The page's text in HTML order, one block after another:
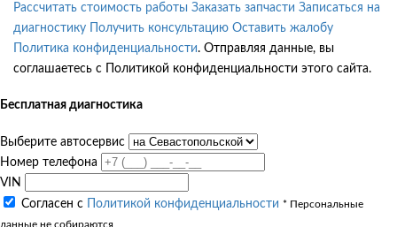
Рассчитать стоимость работы Заказать запчасти Записаться на
диагностику
Получить консультацию Оставить жалобу
Политика конфиденциальности. Отправляя данные, вы
соглашаетесь с Политикой конфиденциальности этого сайта.
Бесплатная диагностика
Выберите автосервис
Номер телефона
VIN
Согласен с
Политикой конфиденциальности * Персональные
данные не собираются